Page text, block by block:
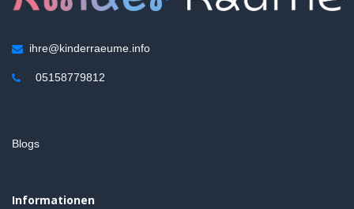
ihre@kinderraeume.info
05158779812
Blogs
Informationen